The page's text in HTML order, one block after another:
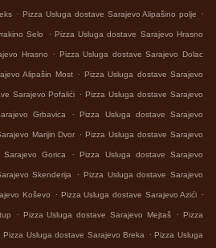
. Pizza Usluga dostave Sarajevo Alipašino polje .
Selo . Pizza Usluga dostave Sarajevo Hrasno
Hrasno . Pizza Usluga dostave Sarajevo Dolac
Alipašin Most . Pizza Usluga dostave Sarajevo
Sarajevo Pofalići . Pizza Usluga dostave Sarajevo
Grbavica . Pizza Usluga dostave Sarajevo
Marijin Dvor . Pizza Usluga dostave Sarajevo
Gorica . Pizza Usluga dostave Sarajevo
Skenderija . Pizza Usluga dostave Sarajevo
Koševo . Pizza Usluga dostave Sarajevo Azići .
. Pizza Usluga dostave Sarajevo Mejtaš . Pizza
Pizza Usluga dostave Sarajevo Breka . Pizza Usluga